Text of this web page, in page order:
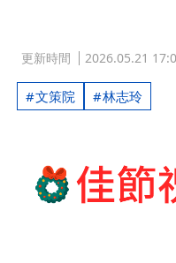
更新時間 2026.05.21
文策院 林志玲